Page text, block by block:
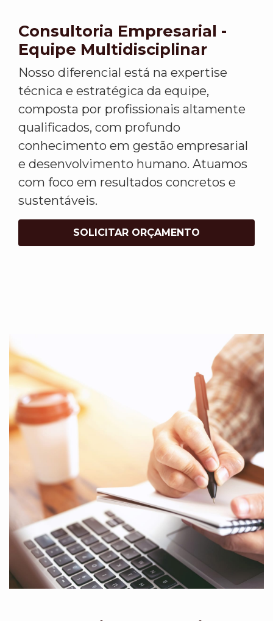
Consultoria Empresarial -
Equipe Multidisciplinar
Nosso diferencial está na expertise
técnica e estratégica da equipe,
composta por profissionais altamente
qualificados, com profundo
conhecimento em gestão empresarial
e desenvolvimento humano. Atuamos
com foco em resultados concretos e
sustentáveis.
SOLICITAR ORÇAMENTO